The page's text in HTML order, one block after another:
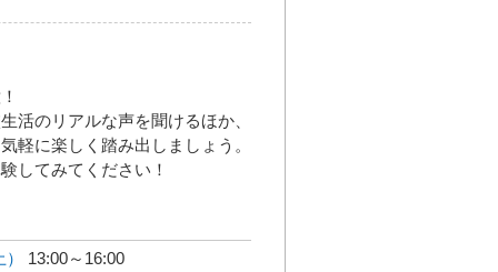
活のリアルな声を聞けるほか、
軽に楽しく踏み出しましょう。
してみてください！
）
13:00～16:00